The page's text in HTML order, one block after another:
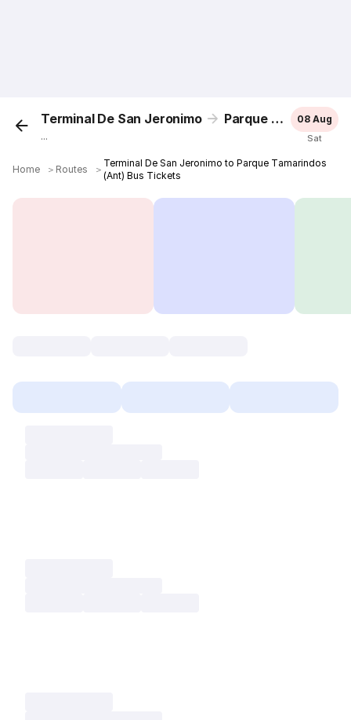
Terminal De San Jeronimo Parque Tamarindos (Ant)
...
08 Aug
Sat
Home ＞ Routes ＞
Terminal De San Jeronimo to Parque Tamarindos
(Ant) Bus Tickets